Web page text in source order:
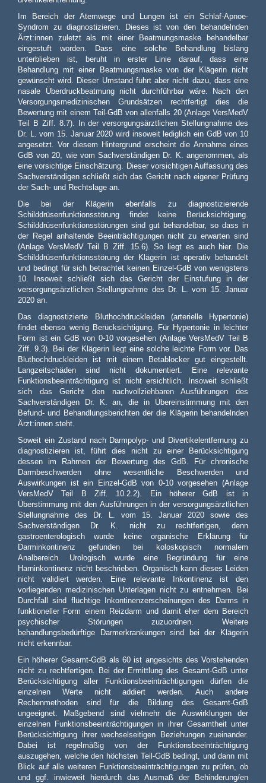
Im Bereich der Atemwege und Lungen ist ein Schlaf-Apnoe-
Syndrom zu diagnostizieren. Dieses ist von den behandelnden
Ärzt:innen zuletzt als mit einer Beatmungsmaske behandelbar
eingestuft worden. Dass eine solche Behandlung bislang
unterblieben ist, beruht in erster Linie darauf, dass eine
Behandlung mit einer Beatmungsmaske von der Klägerin nicht
gewünscht wird. Dieser Umstand führt aber nicht dazu, dass eine
nasale Überdruckbeatmung nicht durchführbar wäre. Nach den
Versorgungsmedizinischen Grundsätzen rechtfertigt dies die
Bewertung mit einem Teil-GdB von allenfalls 20 (Anlage VersMedV
Teil B Ziff. 8.7). In der versorgungsärztlichen Stellungnahme des
Dr. L. vom 15. Januar 2020 wird insoweit lediglich ein GdB von 10
angesetzt. Vor diesem Hintergrund erscheint die Annahme eines
GdB von 20, wie vom Sachverständigen Dr. K. angenommen, als
eine vorsichtige Einschätzung. Dieser vorsichtigen Auffassung des
Sachverständigen schließt sich das Gericht nach eigener Prüfung
der Sach- und Rechtslage an.
Die bei der Klägerin ebenfalls zu diagnostizierende
Schilddrüsenfunktionsstörung findet keine Berücksichtigung.
Schilddrüsenfunktionsstörungen sind gut behandelbar, so dass in
der Regel anhaltende Beeinträchtigungen nicht zu erwarten sind
(Anlage VersMedV Teil B Ziff. 15.6). So liegt es auch hier. Die
Schilddrüsenfunktionsstörung der Klägerin ist operativ behandelt
und bedingt für sich betrachtet keinen Einzel-GdB von wenigstens
10. Insoweit schließt sich das Gericht der Einstufung in der
versorgungsärztlichen Stellungnahme des Dr. L. vom 15. Januar
2020 an.
Das diagnostizierte Bluthochdruckleiden (arterielle Hypertonie)
findet ebenso wenig Berücksichtigung. Für Hypertonie in leichter
Form ist ein GdB von 0-10 vorgesehen (Anlage VersMedV Teil B
Ziff. 9.3). Bei der Klägerin liegt eine solche leichte Form vor. Das
Bluthochdruckleiden ist mit einem Betablocker gut eingestellt.
Langzeitschäden sind nicht dokumentiert. Eine relevante
Funktionsbeeinträchtigung ist nicht ersichtlich. Insoweit schließt
sich das Gericht den nachvollziehbaren Ausführungen des
Sachverständigen Dr. K. an, die in Übereinstimmung mit den
Befund- und Behandlungsberichten der die Klägerin behandelnden
Ärzt:innen steht.
Soweit ein Zustand nach Darmpolyp- und Divertikelentfernung zu
diagnostizieren ist, führt dies nicht zu einer Berücksichtigung
dessen im Rahmen der Bewertung des GdB. Für chronische
Darmbeschwerden ohne wesentliche Beschwerden und
Auswirkungen ist ein Einzel-GdB von 0-10 vorgesehen (Anlage
VersMedV Teil B Ziff. 10.2.2). Ein höherer GdB ist in
Überstimmung mit den Ausführungen in der versorgungsärztlichen
Stellungnahme des Dr. L. vom 15. Januar 2020 sowie des
Sachverständigen Dr. K. nicht zu rechtfertigen, denn
gastroenterologisch wurde keine organische Erklärung für
Darminkontinenz gefunden bei koloskopisch normalem
Analbereich. Urologisch wurde eine Begründung für eine
Harninkontinenz nicht beschrieben. Organisch kann dieses Leiden
nicht validiert werden. Eine relevante Inkontinenz ist den
vorliegenden medizinischen Unterlagen nicht zu entnehmen. Bei
Durchfall sind flüchtige Inkontinenzerscheinungen des Darms in
funktioneller Form einem Reizdarm und damit eher dem Bereich
psychischer Störungen zuzuordnen. Weitere
behandlungsbedürftige Darmerkrankungen sind bei der Klägerin
nicht erkennbar.
Ein höherer Gesamt-GdB als 60 ist angesichts des Vorstehenden
nicht zu rechtfertigen. Bei der Ermittlung des Gesamt-GdB unter
Berücksichtigung aller Funktionsbeeinträchtigungen dürfen die
einzelnen Werte nicht addiert werden. Auch andere
Rechenmethoden sind für die Bildung des Gesamt-GdB
ungeeignet. Maßgebend sind vielmehr die Auswirklungen der
einzelnen Funktionsbeeinträchtigungen in ihrer Gesamtheit unter
Berücksichtigung ihrer wechselseitigen Beziehungen zueinander.
Dabei ist regelmäßig von der Funktionsbeeinträchtigung
auszugehen, welche den höchsten Teil-GdB bedingt, und dann mit
Blick auf alle weiteren Funktionsbeeinträchtigungen zu prüfen, ob
und ggf. inwieweit hierdurch das Ausmaß der Behinderung/en